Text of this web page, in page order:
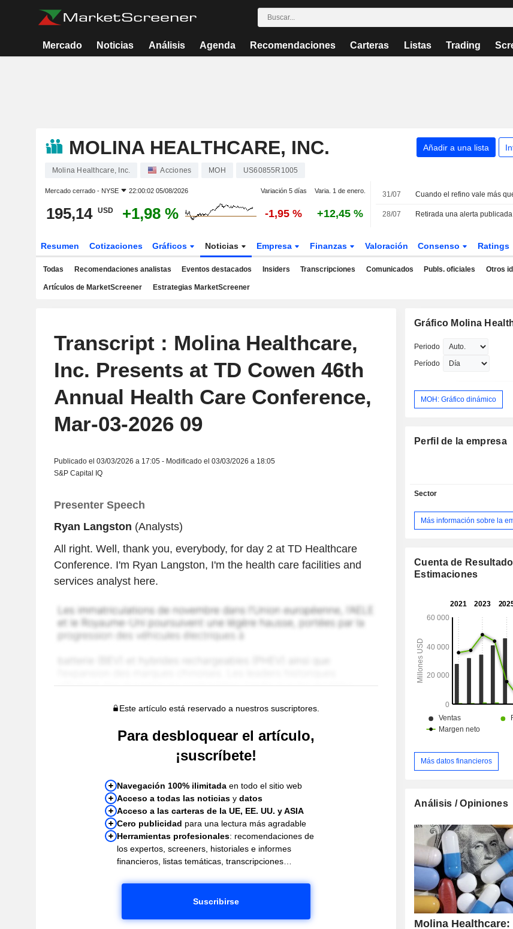
Mercado Noticias Análisis Agenda Recomendaciones Carteras Listas Trading
MOLINA HEALTHCARE, INC. Añadir a una lista
Molina Healthcare, Inc. Acciones MOH US60855R1005
Mercado cerrado - NYSE 22:00:02 05/08/2026 Variación 5 días Varia. 1 de enero.
195,14 USD +1,98 % -1,95 % +12,45 %
31/07
28/07
Resumen Cotizaciones Gráficos Noticias Empresa Finanzas Valoración Consenso Ratings
Todas Recomendaciones analistas Eventos destacados Insiders Transcripciones Comunicados Publs. oficiales Otros
Artículos de MarketScreener Estrategias MarketScreener
Transcript : Molina Healthcare,
Inc. Presents at TD Cowen 46th
Annual Health Care Conference,
Mar-03-2026 09
Publicado el 03/03/2026 a 17:05 - Modificado el 03/03/2026 a 18:05
S&P Capital IQ
Presenter Speech
Ryan Langston (Analysts)
All right. Well, thank you, everybody, for day 2 at TD Healthcare
Conference. I'm Ryan Langston, I'm the health care facilities and
services analyst here.
Este artículo está reservado a nuestros suscriptores.
Para desbloquear el artículo,
¡suscríbete!
Navegación 100% ilimitada en todo el sitio web
Acceso a todas las noticias ydatos
Acceso a las carteras de la UE, EE. UU. y ASIA
Cero publicidad para una lectura más agradable
Herramientas profesionales: recomendaciones de
los expertos, screeners, historiales e informes
financieros, listas temáticas, transcripciones…
Suscribirse
Gráfico Molina
Periodo
Período
MOH: Gráfico dinámico
Perfil de la empresa
Sector
Más información sobre la
Cuenta de
Estimaciones
Más datos financieros
Análisis / Opiniones
Molina Healthcare: